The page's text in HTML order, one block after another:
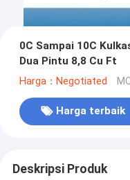
0C Sampai 10C
Dua Pintu 8,8 Cu Ft
Harga：Negotiated
Harga terbaik
Deskripsi Produk